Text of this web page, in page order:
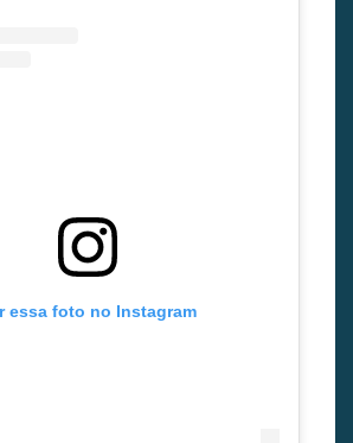
essa foto no Instagram